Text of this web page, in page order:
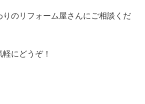
りのリフォーム屋さんにご相談くだ
にどうぞ！